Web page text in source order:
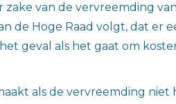
van de vervreemding
de Hoge Raad volgt, dat er
geval als het gaat om
als de vervreemding niet